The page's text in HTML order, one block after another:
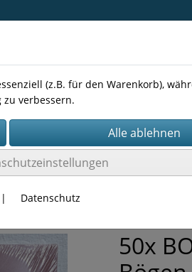
50x
(z.B. für den Warenkorb),
verbessern.
| Datenschutz